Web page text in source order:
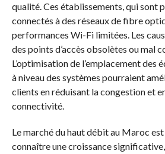
qualité. Ces établissements, qui sont
connectés à des réseaux de fibre
performances Wi-Fi limitées. Les
des points d’accès obsolètes ou mal
L’optimisation de l’emplacement des
à niveau des systèmes pourraient
clients en réduisant la congestion et
connectivité.
Le marché du haut débit au Maroc
connaître une croissance